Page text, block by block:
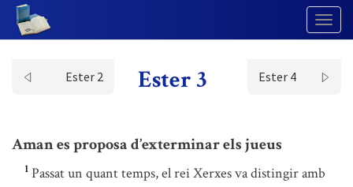
Ester 2 Ester 3 Ester 4
Aman es proposa d’exterminar els jueus
1 Passat un quant temps, el rei Xerxes va distingir amb